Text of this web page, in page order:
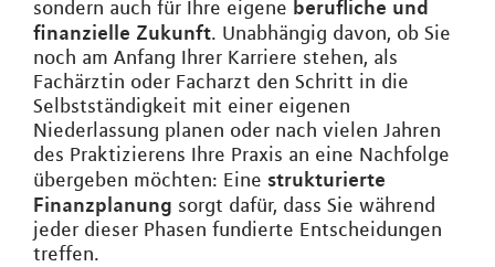
sondern auch für Ihre eigene berufliche und
finanzielle Zukunft. Unabhängig davon, ob Sie
noch am Anfang Ihrer Karriere stehen, als
Fachärztin oder Facharzt den Schritt in die
Selbstständigkeit mit einer eigenen
Niederlassung planen oder nach vielen Jahren
des Praktizierens Ihre Praxis an eine Nachfolge
übergeben möchten: Eine strukturierte
Finanzplanung sorgt dafür, dass Sie während
jeder dieser Phasen fundierte Entscheidungen
treffen.